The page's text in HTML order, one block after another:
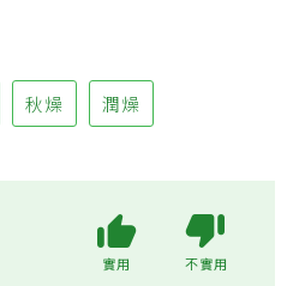
秋燥 潤燥
實用 不實用